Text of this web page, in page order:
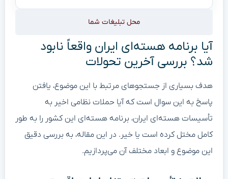
محل تبلیغات شما
آیا برنامه هسته‌ای ایران واقعاً نابود
شد؟ بررسی آخرین تحولات
هدف بسیاری از جستجوهای مرتبط با این موضوع، یافتن
پاسخ به این سوال است که آیا حملات نظامی اخیر به
تأسیسات هسته‌ای ایران، برنامه هسته‌ای این کشور را به طور
کامل مختل کرده است یا خیر. در این مقاله، به بررسی دقیق
این موضوع و ابعاد مختلف آن می‌پردازیم.